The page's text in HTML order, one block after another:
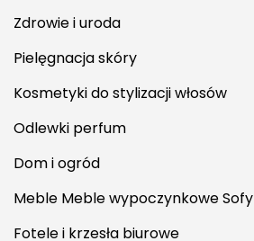
Zdrowie i uroda
Pielęgnacja skóry
Kosmetyki do stylizacji włosów
Odlewki perfum
Dom i ogród
Meble Meble wypoczynkowe Sofy
Fotele i krzesła biurowe